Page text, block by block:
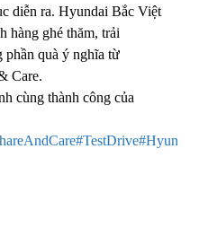
diễn ra. Hyundai Bắc Việt
hàng ghé thăm, trải
phần quà ý nghĩa từ
Care.
cùng thành công của
#TestDrive